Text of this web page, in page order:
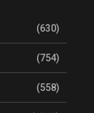
(630)
(754)
(558)